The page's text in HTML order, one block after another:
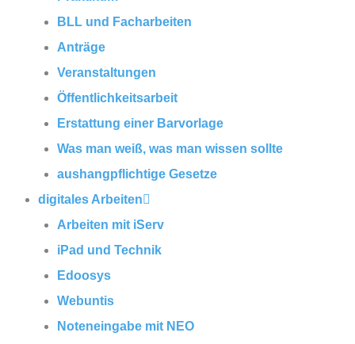
BLL und Facharbeiten
Anträge
Veranstaltungen
Öffentlichkeitsarbeit
Erstattung einer Barvorlage
Was man weiß, was man wissen sollte
aushangpflichtige Gesetze
digitales Arbeiten
Arbeiten mit iServ
iPad und Technik
Edoosys
Webuntis
Noteneingabe mit NEO